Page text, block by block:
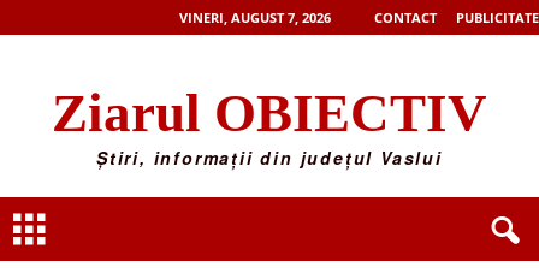
VINERI, AUGUST 7, 2026 CONTACT PUBLICITATE
Ziarul OBIECTIV
Știri, informații din județul Vaslui